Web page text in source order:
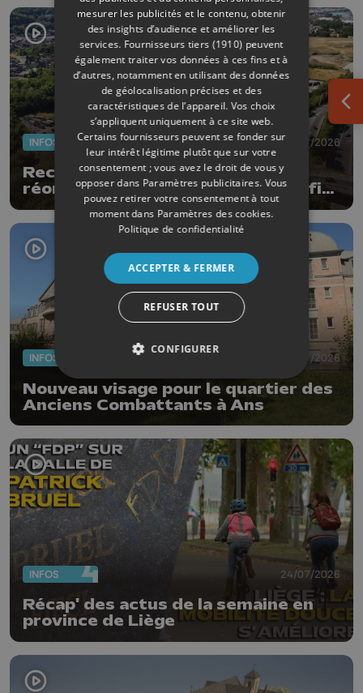
INFOS 29/07/2026
Recydel reçoit un permis pour
réorganiser son site de Wandre afin
de prévenir le risque d'incendie
INFOS 28/07/2026
Nouveau visage pour le quartier des
Anciens Combattants à Ans
INFOS 24/07/2026
Récap' des actus de la semaine en
province de Liège
mesurer les publicités et le contenu, obtenir
des insights d’audience et améliorer les
services. Fournisseurs tiers (1910) peuvent
également traiter vos données à ces fins et à
d’autres, notamment en utilisant des données
de géolocalisation précises et des
caractéristiques de l’appareil. Vos choix
s’appliquent uniquement à ce site web.
Certains fournisseurs peuvent se fonder sur
leur intérêt légitime plutôt que sur votre
consentement ; vous avez le droit de vous y
opposer dans Paramètres publicitaires. Vous
pouvez retirer votre consentement à tout
moment dans Paramètres des cookies.
Politique de confidentialité
ACCEPTER & FERMER
REFUSER TOUT
CONFIGURER